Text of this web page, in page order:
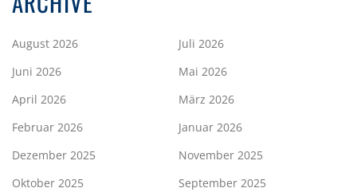
August 2026
Juli 2026
Juni 2026
Mai 2026
April 2026
März 2026
Februar 2026
Januar 2026
Dezember 2025
November 2025
Oktober 2025
September 2025